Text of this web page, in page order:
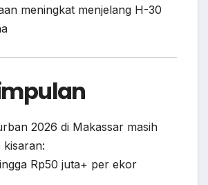
meningkat menjelang H-30
2026 di Makassar masih
kisaran:
Rp50 juta+ per ekor